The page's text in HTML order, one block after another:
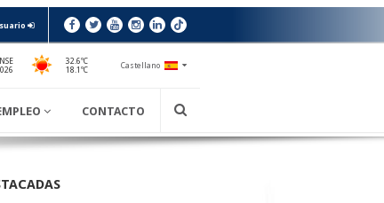
32.6ºC
18.1ºC
Castellano
CONTACTO